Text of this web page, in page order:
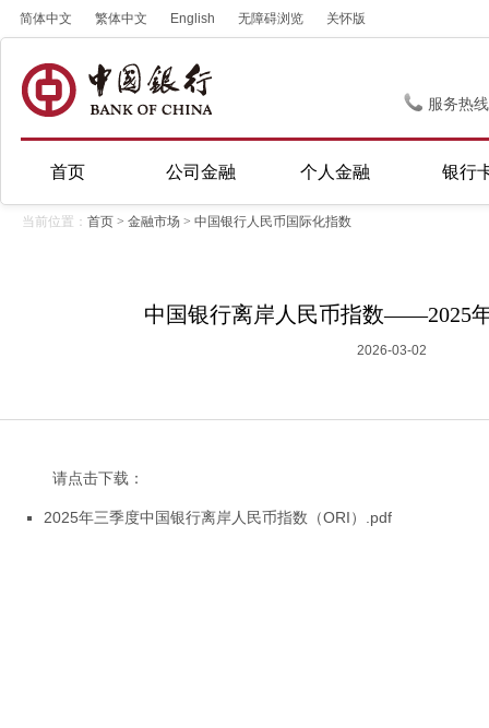
简体中文 繁体中文 English 无障碍浏览 关怀版
服务热
首页 公司金融 个人金融 银行
当前位置： 首页 > 金融市场 > 中国银行人民币国际化指数
中国银行离岸人民币指数——​2025
2026-03-02
请点击下载：
2025年三季度中国银行离岸人民币指数（ORI）.pdf